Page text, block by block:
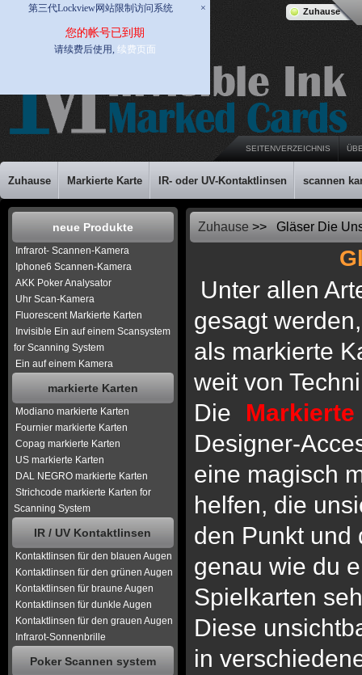
第三代Lockview网站限制访问系统 ×
您的帐号已到期
请续费后使用, 续费页面
Zuhause
SEITENVERZEICHNIS
Zuhause Markierte Karte IR- oder UV-Kontaktlinsen scannen
neue Produkte
Infrarot- Scannen-Kamera
Iphone6 Scannen-Kamera
AKK Poker Analysator
Uhr Scan-Kamera
Fluorescent Markierte Karten
Invisible Ein auf einem Scansystem
for Scanning System
Ein auf einem Kamera
markierte Karten
Modiano markierte Karten
Fournier markierte Karten
Copag markierte Karten
US markierte Karten
DAL NEGRO markierte Karten
Strichcode markierte Karten for
Scanning System
IR / UV Kontaktlinsen
Kontaktlinsen für den blauen Augen
Kontaktlinsen für den grünen Augen
Kontaktlinsen für braune Augen
Kontaktlinsen für dunkle Augen
Kontaktlinsen für den grauen Augen
Infrarot-Sonnenbrille
Poker Scannen system
Zuhause >> Gläser Die
Unter allen
gesagt
als markierte
weit von
Die
Designer-
eine magisch
helfen, die
den Punkt und
genau wie du
Spielkarten
Diese
in